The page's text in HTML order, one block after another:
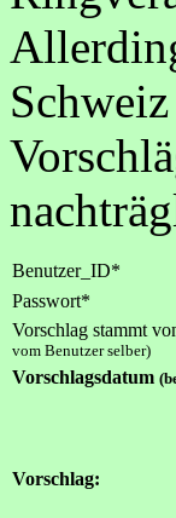
Benutzer_ID*
Passwort*
Vorschlag stammt
vom Benutzer selber)
Vorschlagsdatum
Vorschlag: